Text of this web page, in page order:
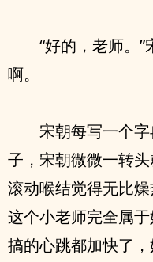
“好的，老师。
啊。
宋朝每写一个
子，宋朝微微一转
滚动喉结觉得无比
这个小老师完全属
搞的心跳都加快了